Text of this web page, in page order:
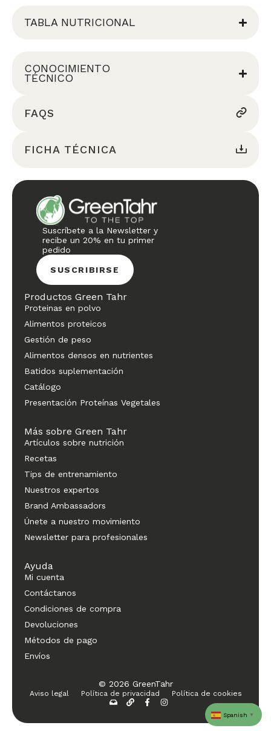
TABLA NUTRICIONAL
CONOCIMIENTO
TÉCNICO
FAQS
FICHA TÉCNICA
Suscríbete a la Newsletter y
recibe un 20% en tu primer
pedido
SUSCRIBIRSE
Productos Green Tahr
Proteinas en polvo
Alimentos proteicos
Gestión de peso
Alimentos densos en nutrientes
Batidos suplementación
Catálogo
Presentación Proteínas Vegetales
Más sobre Green Tahr
Artículos sobre nutrición
Recetas
Tips de entrenamiento
Nuestros expertos
Brand Ambassadors
Únete a nuestro movimiento
Newsletter para profesionales
Ayuda
Mi cuenta
Contáctanos
Condiciones de compra
Devoluciones
Métodos de pago
Envíos
© 2026 GreenTahr
Aviso legal Política de privacidad Política de cookies
Spanish ▼